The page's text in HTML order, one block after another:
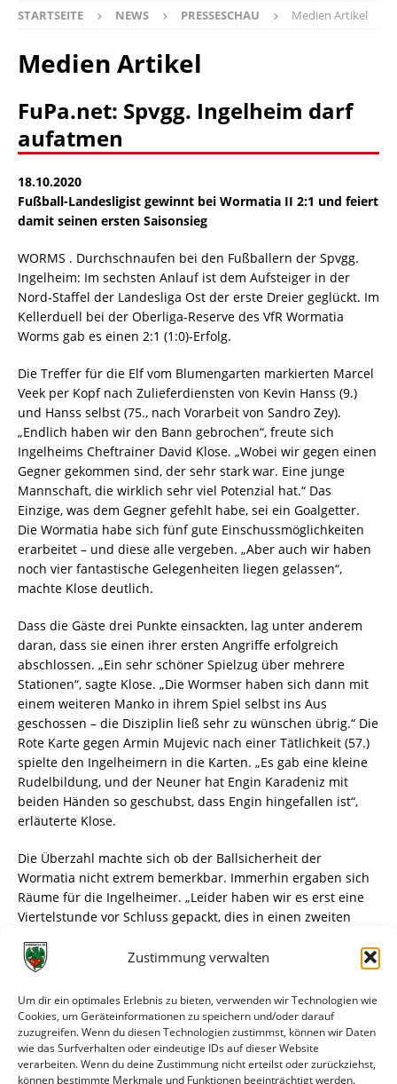
Zustimmung verwalten
Um dir ein optimales Erlebnis zu bieten, verwenden wir Technologien wie
Cookies, um Geräteinformationen zu speichern und/oder darauf
zuzugreifen. Wenn du diesen Technologien zustimmst, können wir Daten
wie das Surfverhalten oder eindeutige IDs auf dieser Website
verarbeiten. Wenn du deine Zustimmung nicht erteilst oder zurückziehst,
können bestimmte Merkmale und Funktionen beeinträchtigt werden.
STARTSEITE NEWS PRESSESCHAU Medien Artikel
Medien Artikel
FuPa.net: Spvgg. Ingelheim darf
aufatmen
18.10.2020
Fußball-Landesligist gewinnt bei Wormatia II 2:1 und feiert
damit seinen ersten Saisonsieg
WORMS . Durchschnaufen bei den Fußballern der Spvgg.
Ingelheim: Im sechsten Anlauf ist dem Aufsteiger in der
Nord-Staffel der Landesliga Ost der erste Dreier geglückt. Im
Kellerduell bei der Oberliga-Reserve des VfR Wormatia
Worms gab es einen 2:1 (1:0)-Erfolg.
Die Treffer für die Elf vom Blumengarten markierten Marcel
Veek per Kopf nach Zulieferdiensten von Kevin Hanss (9.)
und Hanss selbst (75., nach Vorarbeit von Sandro Zey).
„Endlich haben wir den Bann gebrochen“, freute sich
Ingelheims Cheftrainer David Klose. „Wobei wir gegen einen
Gegner gekommen sind, der sehr stark war. Eine junge
Mannschaft, die wirklich sehr viel Potenzial hat.“ Das
Einzige, was dem Gegner gefehlt habe, sei ein Goalgetter.
Die Wormatia habe sich fünf gute Einschussmöglichkeiten
erarbeitet – und diese alle vergeben. „Aber auch wir haben
noch vier fantastische Gelegenheiten liegen gelassen“,
machte Klose deutlich.
Dass die Gäste drei Punkte einsackten, lag unter anderem
daran, dass sie einen ihrer ersten Angriffe erfolgreich
abschlossen. „Ein sehr schöner Spielzug über mehrere
Stationen“, sagte Klose. „Die Wormser haben sich dann mit
einem weiteren Manko in ihrem Spiel selbst ins Aus
geschossen – die Disziplin ließ sehr zu wünschen übrig.“ Die
Rote Karte gegen Armin Mujevic nach einer Tätlichkeit (57.)
spielte den Ingelheimern in die Karten. „Es gab eine kleine
Rudelbildung, und der Neuner hat Engin Karadeniz mit
beiden Händen so geschubst, dass Engin hingefallen ist“,
erläuterte Klose.
Die Überzahl machte sich ob der Ballsicherheit der
Wormatia nicht extrem bemerkbar. Immerhin ergaben sich
Räume für die Ingelheimer. „Leider haben wir es erst eine
Viertelstunde vor Schluss gepackt, dies in einen zweiten
ein offener Schlagabtausch.“ Die Wormser hätten nie
aufgesteckt. „Wir müssen zwingend das 3:0 machen, weil
wir gute Konterchancen hatten, die wir nicht gut genug zu
Ende gespielt haben“, befand Klose. „Nach dem
Anschlusstreffer der Wormser kurz vor Schluss durch Amos
ist es noch einmal spannend geworden.“ Die
Spielvereinigung musste mächtig zittern. Doch auch dank